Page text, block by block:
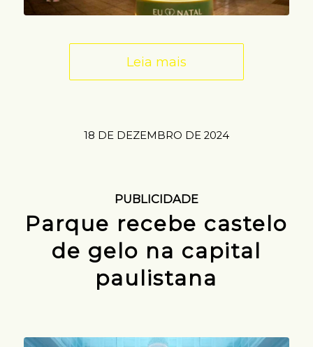
Leia mais
18 DE DEZEMBRO DE 2024
PUBLICIDADE
Parque recebe castelo
de gelo na capital
paulistana